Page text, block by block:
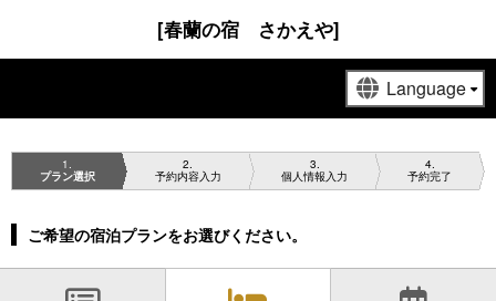
[春蘭の宿 さかえや]
1
プラン選択
2
予約内容入力
3
個人情報入力
4
予約完了
ご希望の宿泊プランをお選びください。